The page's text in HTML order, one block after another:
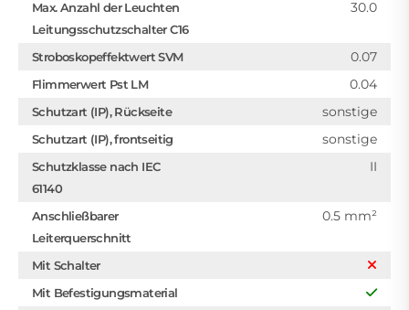
Max. Anzahl der Leuchten
Leitungsschutzschalter C16
30.0
Stroboskopeffektwert SVM 0.07
Flimmerwert Pst LM 0.04
Schutzart (IP), Rückseite sonstige
Schutzart (IP), frontseitig sonstige
Schutzklasse nach IEC
61140
II
Anschließbarer
Leiterquerschnitt
0.5 mm²
Mit Schalter
Mit Befestigungsmaterial